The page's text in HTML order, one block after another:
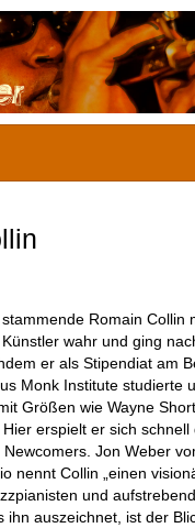
Romain Collin
wahr und ging
er als Stipendiat am
Monk Institute studierte
Größen wie Wayne
erspielt er sich schnell
Jon Weber
nennt Collin „einen
und
ihn auszeichnet, ist der